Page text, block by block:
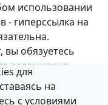
использовании
- гиперссылка на
вы обязуетесь
соглашения.
персональных
ТЕЛЕВИДЕНИЕ
для
на
с условиями